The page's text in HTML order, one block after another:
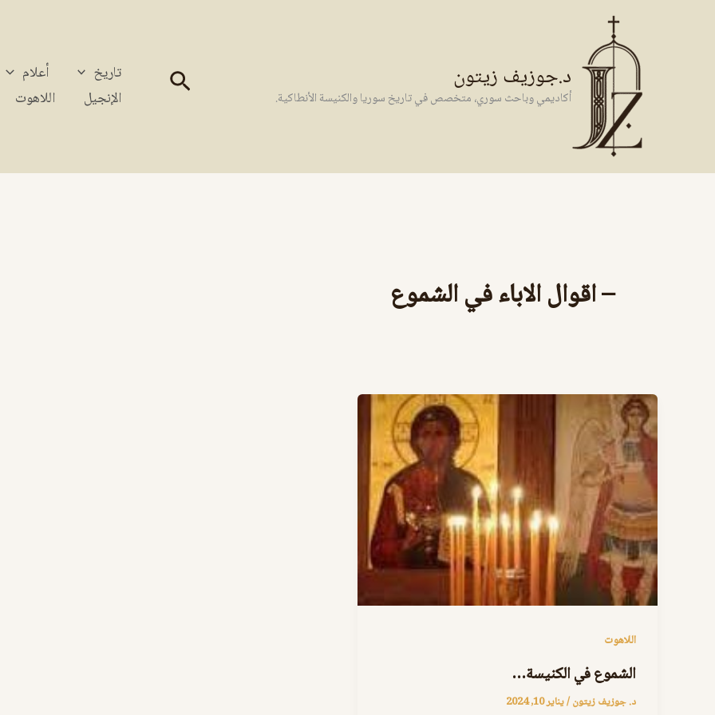
د.جوزيف زيتون
أكاديمي وباحث سوري، متخصص في تاريخ سوريا والكنيسة الأنطاكية. البحث تاريخ
أعلام
الإنجيل
اللاهوت
– اقوال الاباء في الشموع
اللاهوت
الشموع في الكنيسة…
د. جوزيف زيتون/يناير 10, 2024